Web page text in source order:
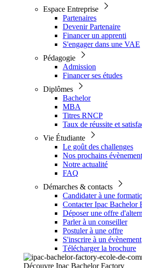
Espace Entreprise
Partenaires
Devenir Partenaire
Financer un apprenti
S'engager dans une VAE
Pédagogie
Admission
Financer ses études
Diplômes
Bachelor
MBA
Titres RNCP
Taux de réussite et
Vie Étudiante
Le goût des challenges
Nos prochains
Notre actualité
FAQ
Démarches & contacts
Candidater à une
Contacter Ipac Bachelor
Déposer une offre
Parler à un conseiller
Postuler à une offre
S'inscrire à un évènement
Télécharger la brochure
Découvre Ipac Bachelor Factory